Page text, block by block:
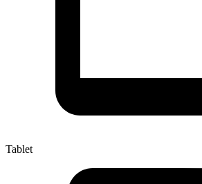
Tablet